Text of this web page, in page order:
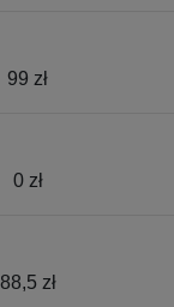
99 zł
0 zł
88,5 zł